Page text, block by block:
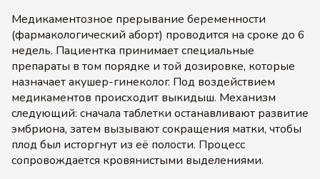
Медикаментозное прерывание беременности
(фармакологический аборт) проводится на сроке до 6
недель. Пациентка принимает специальные
препараты в том порядке и той дозировке, которые
назначает акушер-гинеколог. Под воздействием
медикаментов происходит выкидыш. Механизм
следующий: сначала таблетки останавливают развитие
эмбриона, затем вызывают сокращения матки, чтобы
плод был исторгнут из её полости. Процесс
сопровождается кровянистыми выделениями.